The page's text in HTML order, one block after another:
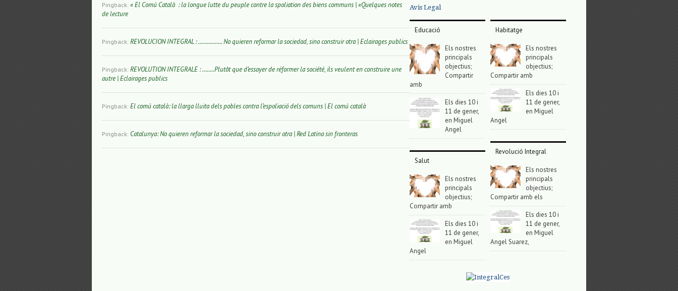
Pingback: « El Comú Català : la longue lutte du peuple contre la spoliation des biens communs | «Quelques notes
de lecture
Pingback: REVOLUCION INTEGRAL : ……………. No quieren reformar la sociedad, sino construir otra | Eclairages publics
Pingback: REVOLUTION INTEGRALE : ……..Plutôt que d’essayer de réformer la société, ils veulent en construire une
autre | Eclairages publics
Pingback: El comú català: la llarga lluita dels pobles contra l’espoliació dels comuns | El comú català
Pingback: Catalunya: No quieren reformar la sociedad, sino construir otra | Red Latina sin fronteras
Avis Legal
Educació
Els nostres
principals
objectius;
Compartir
amb
Els dies 10 i
11 de gener,
en Miguel
Angel
Salut
Els nostres
principals
objectius;
Compartir amb
Els dies 10 i
11 de gener,
en Miguel
Angel
Habitatge
Els nostres
principals
objectius;
Compartir amb
Els dies 10 i
11 de gener,
en Miguel
Angel
Revolució Integral
Els nostres
principals
objectius;
Compartir amb els
Els dies 10 i
11 de gener,
en Miguel
Angel Suarez,